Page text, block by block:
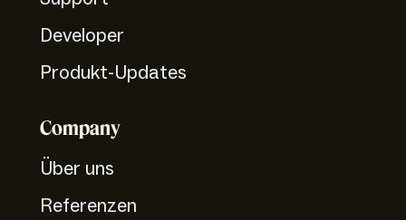
Developer
Produkt-Updates
Company
Über uns
Referenzen